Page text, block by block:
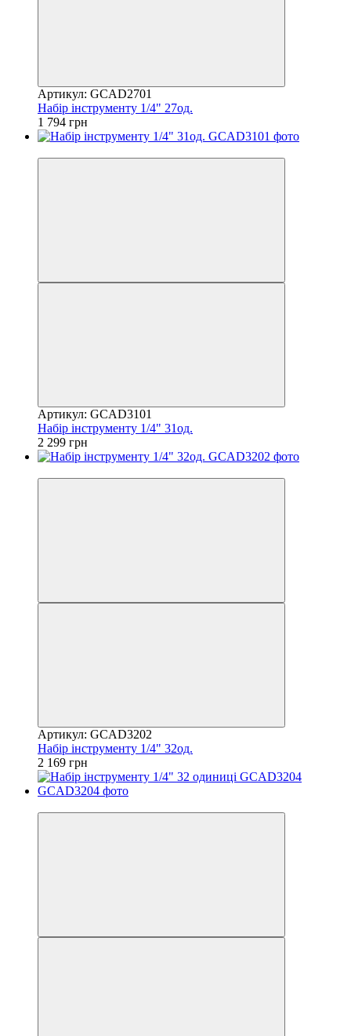
Артикул: GCAD2701
Набір інструменту 1/4" 27од.
1 794 грн
Артикул: GCAD3101
Набір інструменту 1/4" 31од.
2 299 грн
Артикул: GCAD3202
Набір інструменту 1/4" 32од.
2 169 грн